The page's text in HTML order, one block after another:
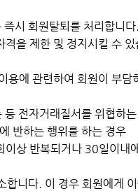
시 회원탈퇴를 처리합니다.
을 제한 및 정지시킬 수 있
에 관련하여 회원이 부담
전자거래질서를 위협하
반하는 행위를 하는 경우
상 반복되거나 30일이내
니다. 이 경우 회원에게